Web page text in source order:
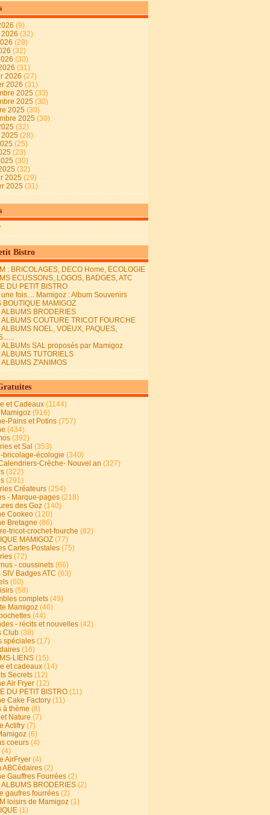
(9)
(32)
(29)
(32)
(30)
(31)
2026 (27)
2026 (31)
2025 (33)
2025 (30)
2025 (30)
2025 (30)
(32)
(28)
(25)
(23)
(30)
(32)
2025 (29)
2025 (31)
Bistro
: BRICOLAGES, DECO Home, ECOLOGIE
ECUSSONS, LOGOS, BADGES, ATC
DU PETIT BISTRO
fois.... Mamigoz : Album Souvenirs
BOUTIQUE MAMIGOZ
ALBUMS BRODERIES
ALBUMS COUTURE TRICOT FOURCHE
ALBUMS NOEL, VOEUX, PAQUES,
ALBUMs SAL proposés par Mamigoz
ALBUMS TUTORIELS
ALBUMS Z'ANIMOS
et Cadeaux (1144)
(916)
Pains et Potins (757)
(434)
(392)
et Sal (353)
bricolage-écologie (340)
Crèche- Nouvel an (327)
(322)
(291)
Créateurs (254)
- Marque-pages (218)
des Goz (140)
Cookeo (120)
Bretagne (86)
tricot-crochet-fourche (82)
MAMIGOZ (77)
Cartes Postales (75)
(72)
- coussinets (66)
Badges ATC (63)
(60)
(58)
complets (49)
Mamigoz (46)
(44)
- récits et nouvelles (42)
Club (38)
spéciales (17)
(16)
LIENS (15)
et cadeaux (14)
Secrets (12)
Air Fryer (12)
DU PETIT BISTRO (11)
Cake Factory (11)
à thème (8)
Nature (7)
Actifry (7)
(6)
coeurs (4)
(4)
AirFryer (4)
ABCédaires (2)
Gauffres Fourrées (2)
ALBUMS BRODERIES (2)
gaufres fourrées (2)
loisirs de Mamigoz (1)
(1)